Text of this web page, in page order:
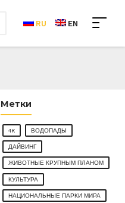
RU EN
Метки
4K ВОДОПАДЫ
ДАЙВИНГ
ЖИВОТНЫЕ КРУПНЫМ ПЛАНОМ
КУЛЬТУРА
НАЦИОНАЛЬНЫЕ ПАРКИ МИРА